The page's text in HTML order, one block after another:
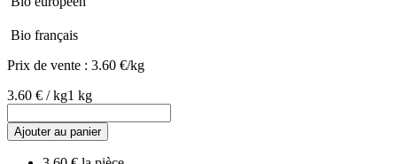
Bio français
Prix de vente : 3.60 €/kg
3.60 € / kg1 kg
Ajouter au panier